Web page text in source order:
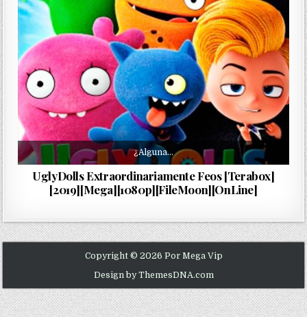
¿Alguna…
UglyDolls Extraordinariamente Feos [Terabox]
[2019][Mega][1080p][FileMoon][OnLine]
Copyright © 2026 Por Mega Vip
Design by ThemesDNA.com